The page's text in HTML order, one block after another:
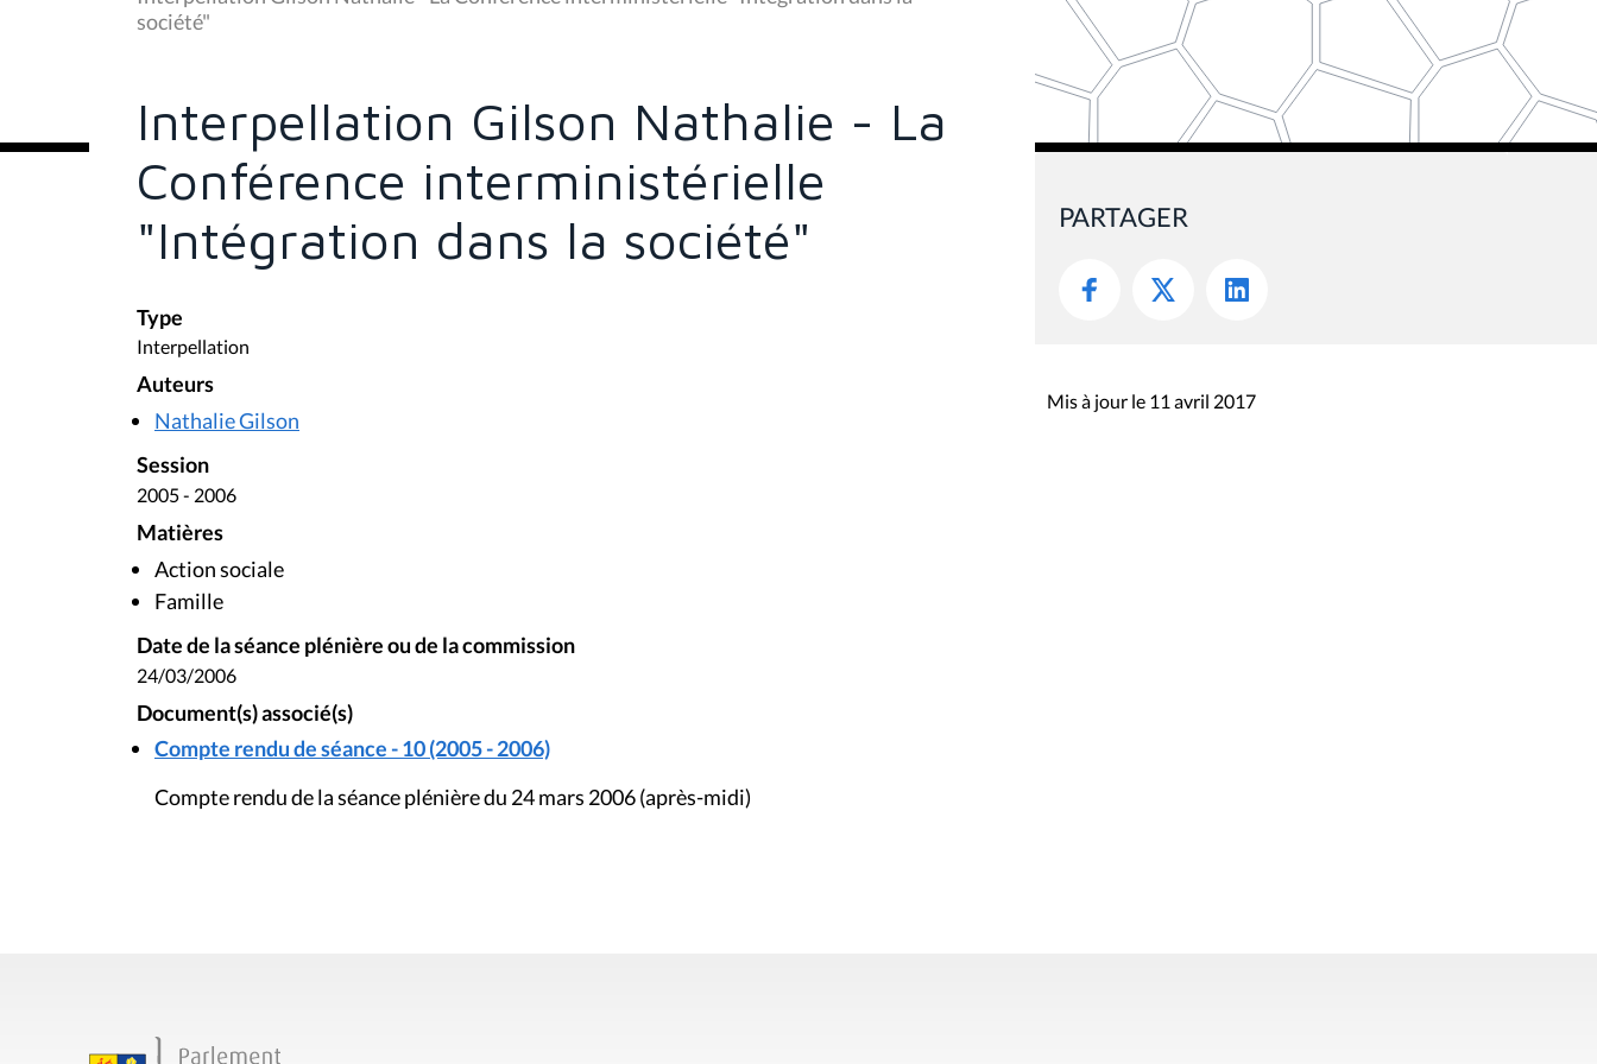
s
ê
:
société"
Interpellation Gilson Nathalie - La
Conférence interministérielle
"Intégration dans la société"
Type
Interpellation
Auteurs
Nathalie Gilson
Session
2005 - 2006
Matières
Action sociale
Famille
Date de la séance plénière ou de la commission
24/03/2006
Document(s) associé(s)
Compte rendu de séance - 10 (2005 - 2006)
Compte rendu de la séance plénière du 24 mars 2006 (après-midi)
PARTAGER
Mis à jour le 11 avril 2017